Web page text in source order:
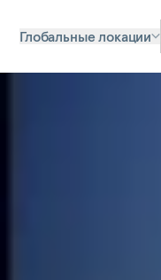
Глобальные локации